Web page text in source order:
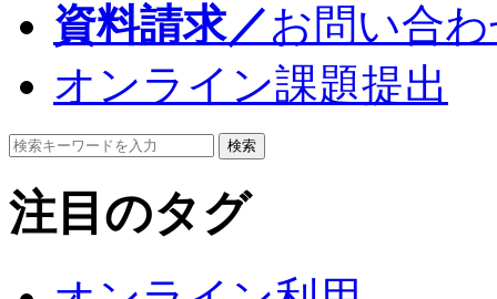
資料請求／お問い合
オンライン課題提出
検索
注目のタグ